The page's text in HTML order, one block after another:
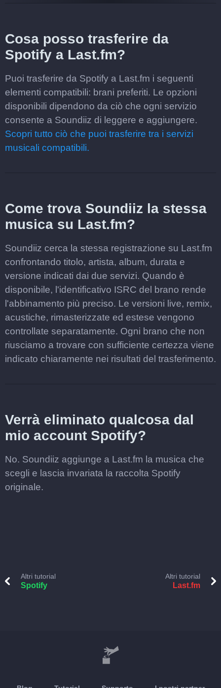
Cosa posso trasferire da
Spotify a Last.fm?
Puoi trasferire da Spotify a Last.fm i seguenti
elementi compatibili: brani preferiti. Le opzioni
disponibili dipendono da ciò che ogni servizio
consente a Soundiiz di leggere e aggiungere.
Scopri tutto ciò che puoi trasferire tra i servizi
musicali compatibili.
Come trova Soundiiz la stessa
musica su Last.fm?
Soundiiz cerca la stessa registrazione su Last.fm
confrontando titolo, artista, album, durata e
versione indicati dai due servizi. Quando è
disponibile, l'identificativo ISRC del brano rende
l'abbinamento più preciso. Le versioni live, remix,
acustiche, rimasterizzate ed estese vengono
controllate separatamente. Ogni brano che non
riusciamo a trovare con sufficiente certezza viene
indicato chiaramente nei risultati del trasferimento.
Verrà eliminato qualcosa dal
mio account Spotify?
No. Soundiiz aggiunge a Last.fm la musica che
scegli e lascia invariata la raccolta Spotify
originale.
Altri tutorial
Spotify
Altri tutorial
Last.fm